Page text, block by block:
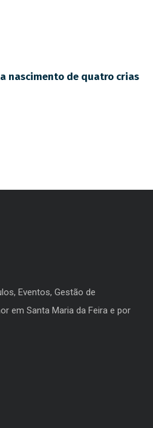
nascimento de quatro crias
Eventos, Gestão de
em Santa Maria da Feira e por